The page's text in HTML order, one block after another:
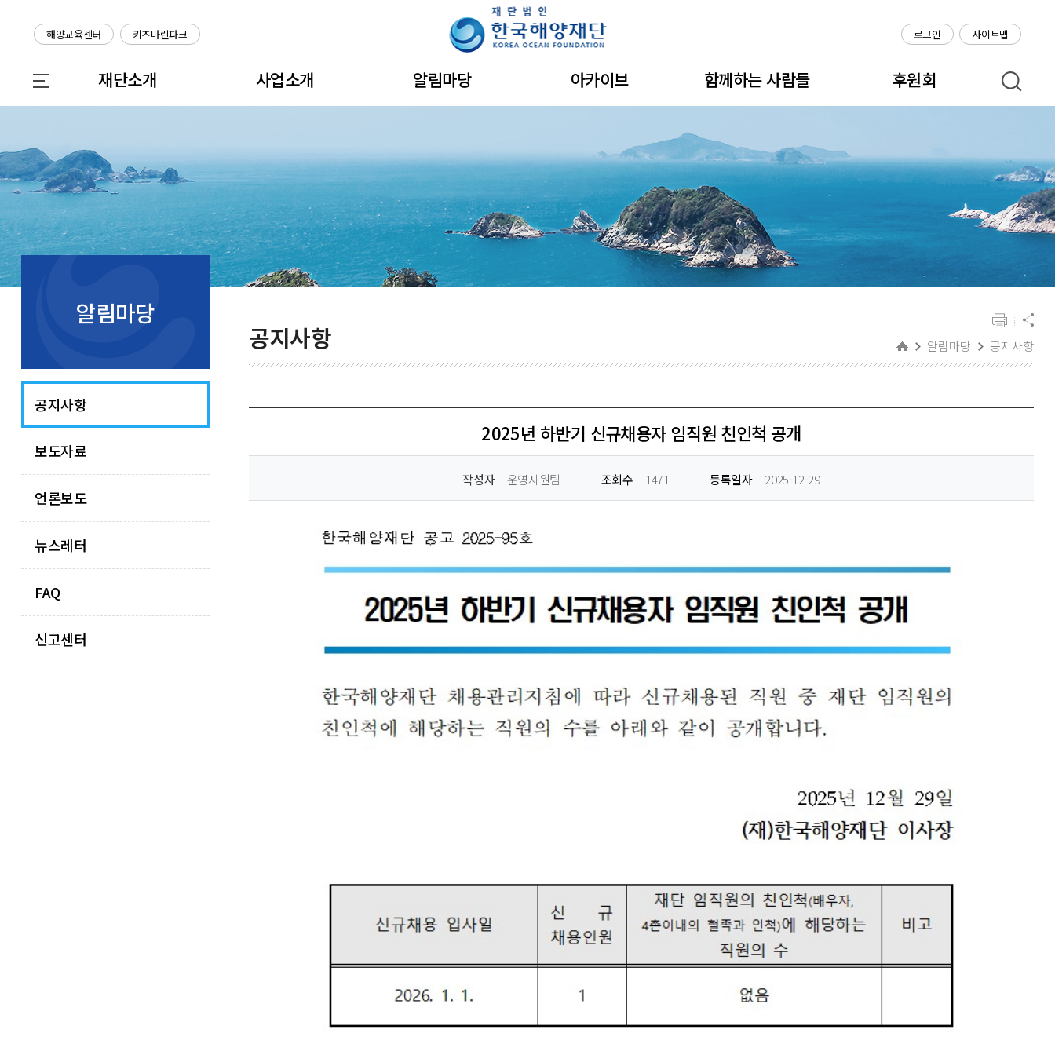
본문 바로가기
주메뉴 바로가기
하단 바로가기
해양교육센터 키즈마린파크 로그인 사이트맵
재단소개 사업소개 알림마당 아카이브 함께하는 사람들 후원회
알림마당
공지사항
보도자료
언론보도
뉴스레터
FAQ
신고센터
공지사항 알림마당 공지사항
2025년 하반기 신규채용자 임직원 친인척 공개
작성자 운영지원팀 조회수 1471 등록일자 2025-12-29